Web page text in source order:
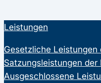
Leistungen
Gesetzliche Leistungen
Satzungsleistungen der
Ausgeschlossene